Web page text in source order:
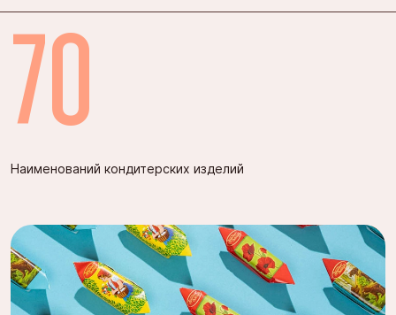
70
Наименований кондитерских изделий